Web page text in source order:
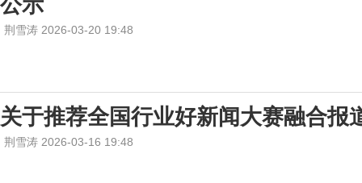
荆雪涛 2026-03-20 19:48
关于推荐全国行业好新闻大赛融合报
荆雪涛 2026-03-16 19:48